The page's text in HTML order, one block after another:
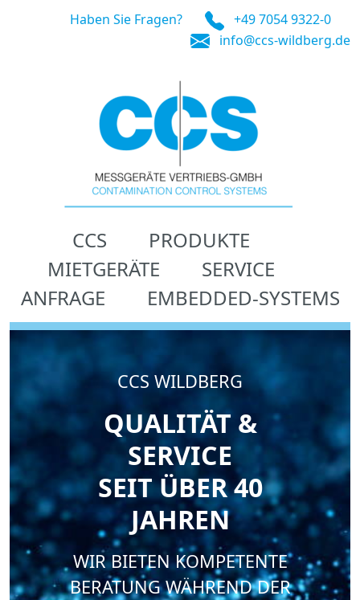
Haben Sie Fragen?
+49 7054 9322-0
info@ccs-wildberg.de
CCS
PRODUKTE
MIETGERÄTE
SERVICE
ANFRAGE
EMBEDDED-SYSTEMS
CCS WILDBERG
QUALITÄT &
SERVICE
SEIT ÜBER 40
JAHREN
WIR BIETEN KOMPETENTE
BERATUNG WÄHREND DER